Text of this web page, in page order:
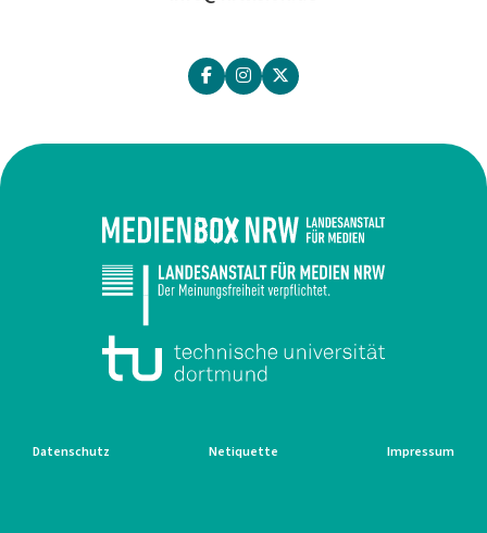
Datenschutz Netiquette Impressum